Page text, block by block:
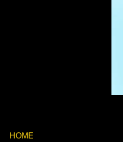
​HOME